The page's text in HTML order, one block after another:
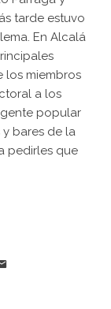
tarde estuvo
En Alcalá
los miembros
a los
popular
bares de la
pedirles que